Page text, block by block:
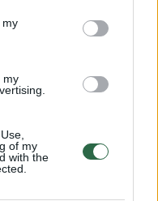
my
my
of my
with the
00:02:01
jautriais